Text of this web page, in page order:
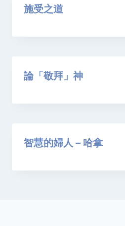
施受之道
論「敬拜」神
智慧的婦人 – 哈拿